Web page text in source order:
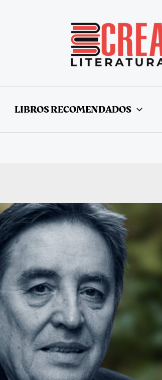
LIBROS RECOMENDADOS